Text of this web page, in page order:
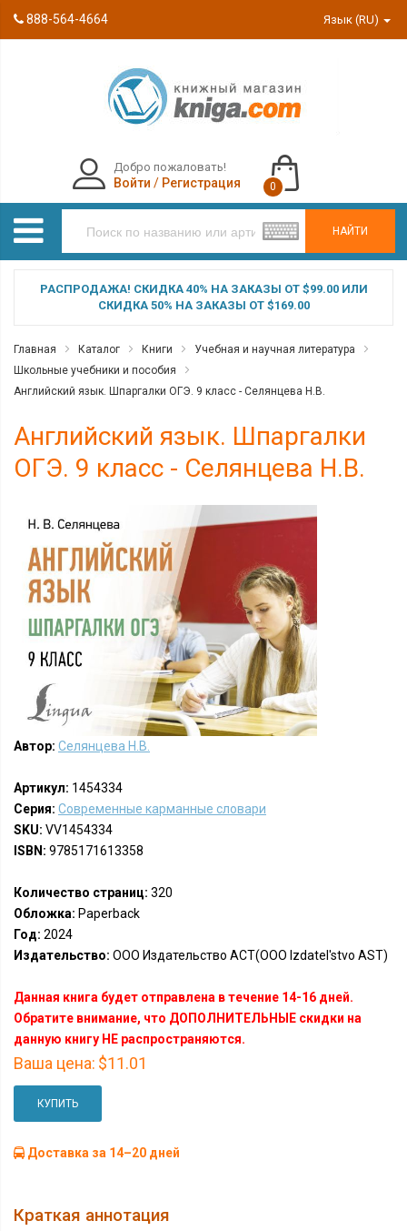
888-564-4664 Язык (RU)
НАЙТИ
Добро пожаловать!
Войти / Регистрация 0
РАСПРОДАЖА! СКИДКА 40% НА ЗАКАЗЫ ОТ $99.00 ИЛИ
СКИДКА 50% НА ЗАКАЗЫ ОТ $169.00
Главная Каталог Книги
Учебная и научная литература
Школьные учебники и пособия
Английский язык. Шпаргалки ОГЭ. 9 класс - Селянцева Н.В.
Английский язык. Шпаргалки
ОГЭ. 9 класс - Селянцева Н.В.
Автор: Селянцева Н.В.
Артикул: 1454334
Серия: Современные карманные словари
SKU: VV1454334
ISBN: 9785171613358
Количество страниц: 320
Обложка: Paperback
Год: 2024
Издательство: ООО Издательство АСТ(OOO Izdatel'stvo AST)
Данная книга будет отправлена в течение 14-16 дней.
Обратите внимание, что ДОПОЛНИТЕЛЬНЫЕ скидки на
данную книгу НЕ распространяются.
Ваша цена: $11.01
КУПИТЬ
Доставка за 14–20 дней
Краткая аннотация